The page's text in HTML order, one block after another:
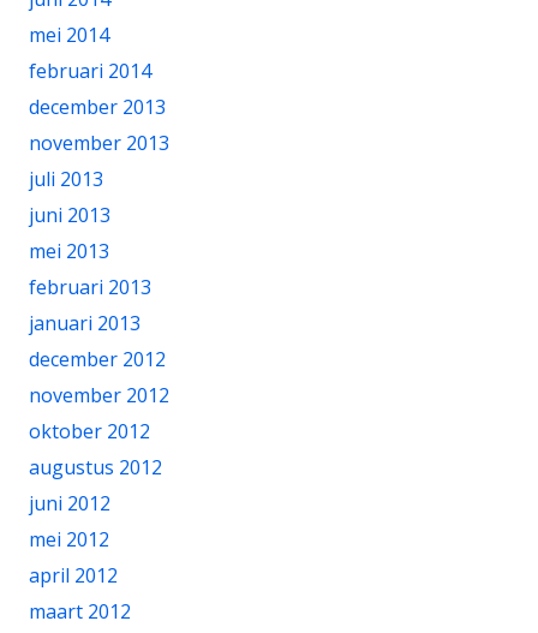
mei 2014
februari 2014
december 2013
november 2013
juli 2013
juni 2013
mei 2013
februari 2013
januari 2013
december 2012
november 2012
oktober 2012
augustus 2012
juni 2012
mei 2012
april 2012
maart 2012